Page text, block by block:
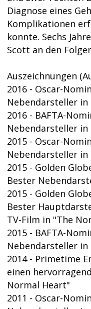
Diagnose eines
Komplikationen
konnte. Sechs
Scott an den
Auszeichnungen
2016 - Oscar-
Nebendarsteller
2016 - BAFTA-
Nebendarsteller
2015 - Oscar-
Nebendarsteller in
2015 - Golden
Bester
2015 - Golden
Bester
TV-Film in "The
2015 - BAFTA-
Nebendarsteller in
2014 - Primetime
einen
Normal Heart"
2011 - Oscar-